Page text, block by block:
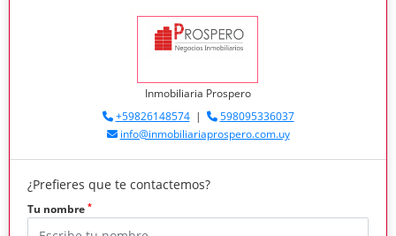
Inmobiliaria Prospero
+59826148574|
598095336037
info@inmobiliariaprospero.com.uy
¿Prefieres que te contactemos?
Tu nombre *